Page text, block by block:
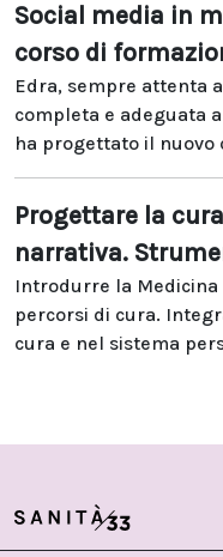
Social media in
corso di
Edra, sempre attenta
completa e adeguata
ha progettato il nuovo
Progettare la
narrativa.
Introdurre la
percorsi di cura.
cura e nel sistema